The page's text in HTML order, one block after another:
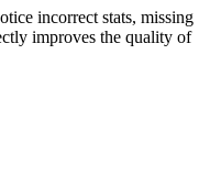
incorrect stats, missing
improves the quality of